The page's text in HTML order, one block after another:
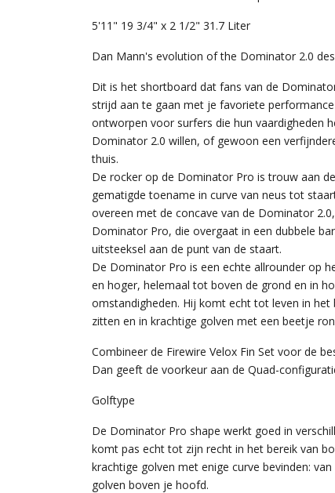
5'11" 19 3/4" x 2 1/2" 31.7 Liter
Dan Mann's evolution of the Dominator 2.0
Dit is het shortboard dat fans van de
strijd aan te gaan met je favoriete
ontworpen voor surfers die hun vaardigheden
Dominator 2.0 willen, of gewoon een
thuis.
De rocker op de Dominator Pro is trouw aan
gematigde toename in curve van neus tot
overeen met de concave van de Dominator
Dominator Pro, die overgaat in een dubbele
uitsteeksel aan de punt van de staart.
De Dominator Pro is een echte allrounder op
en hoger, helemaal tot boven de grond en in
omstandigheden. Hij komt echt tot leven in
zitten en in krachtige golven met een beetje
Combineer de Firewire Velox Fin Set voor de
Dan geeft de voorkeur aan de Quad-
Golftype
De Dominator Pro shape werkt goed in
komt pas echt tot zijn recht in het bereik van
krachtige golven met enige curve bevinden:
golven boven je hoofd.